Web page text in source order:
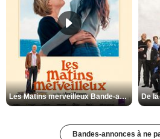
Les Matins merveilleux Bande-annonce VF
Bandes-annonces à ne